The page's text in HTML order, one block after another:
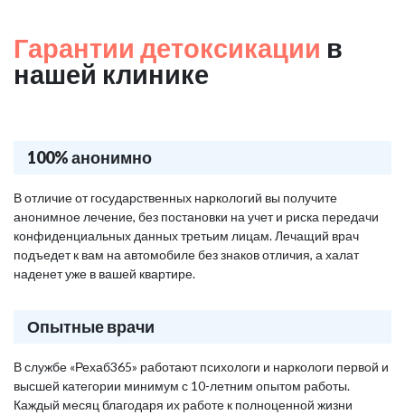
Гарантии детоксикации в
нашей клинике
100% анонимно
В отличие от государственных наркологий вы получите
анонимное лечение, без постановки на учет и риска передачи
конфиденциальных данных третьим лицам. Лечащий врач
подъедет к вам на автомобиле без знаков отличия, а халат
наденет уже в вашей квартире.
Опытные врачи
В службе «Рехаб365» работают психологи и наркологи первой и
высшей категории минимум с 10-летним опытом работы.
Каждый месяц благодаря их работе к полноценной жизни